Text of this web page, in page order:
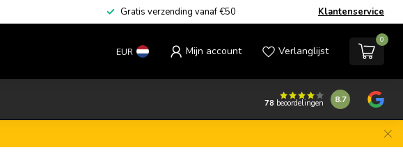
Gratis verzending vanaf €50 Klantenservice
EUR Mijn account Verlanglijst
0
78 beoordelingen 8.7